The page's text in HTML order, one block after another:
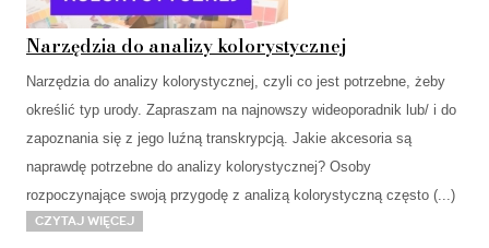
Narzędzia do analizy kolorystycznej
Narzędzia do analizy kolorystycznej, czyli co jest potrzebne, żeby
określić typ urody. Zapraszam na najnowszy wideoporadnik lub/ i do
zapoznania się z jego luźną transkrypcją. Jakie akcesoria są
naprawdę potrzebne do analizy kolorystycznej? Osoby
rozpoczynające swoją przygodę z analizą kolorystyczną często (...)
Czytaj więcej